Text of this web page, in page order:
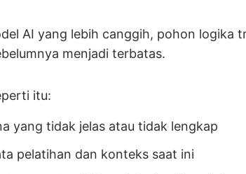
AI yang lebih canggih, pohon logika
menjadi terbatas.
itu:
yang tidak jelas atau tidak lengkap
pelatihan dan konteks saat ini